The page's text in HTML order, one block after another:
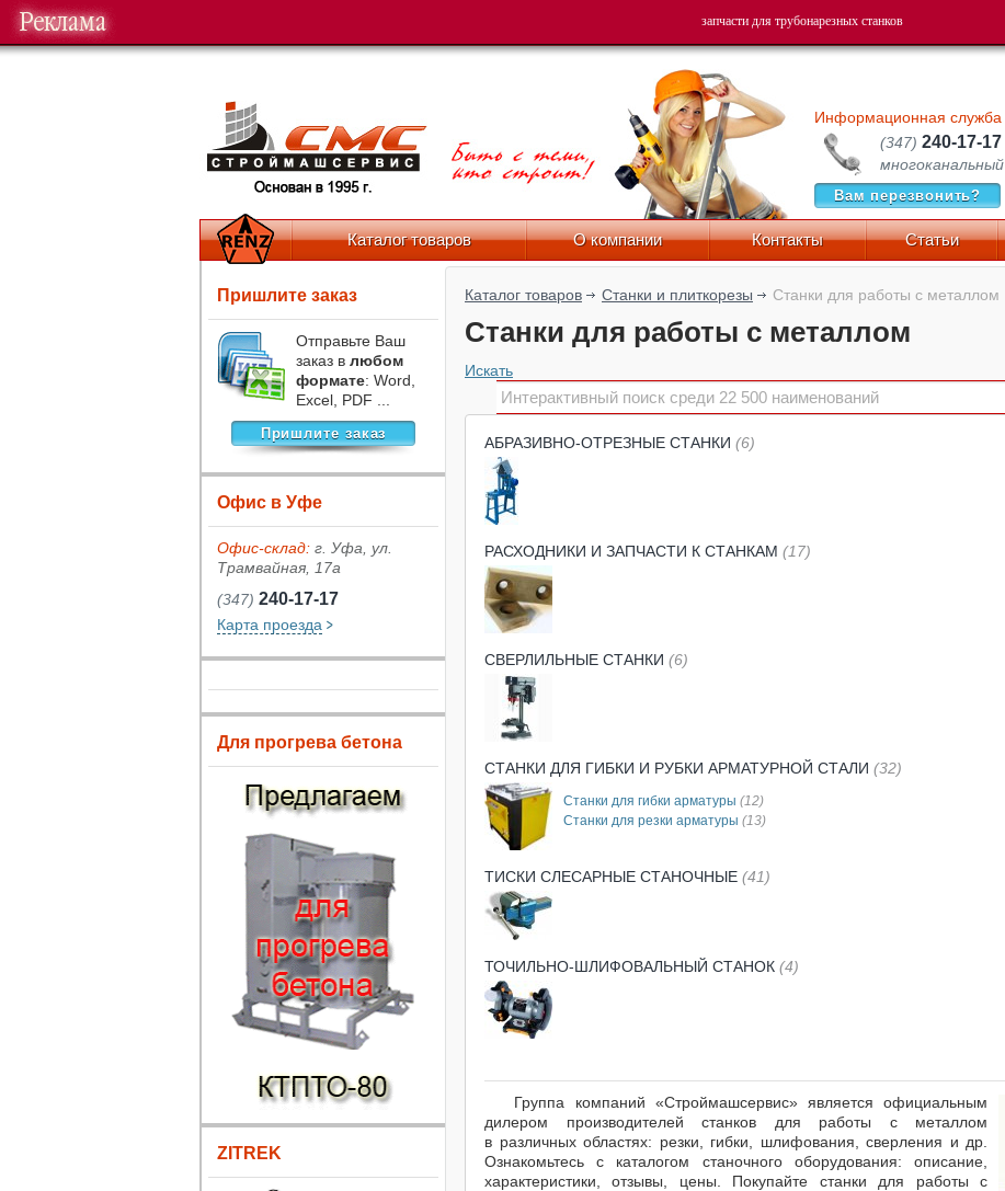
запчасти для трубонарезных станков
Информационная служба
(347) 240-17-17
многоканальный
Вам перезвонить?
Каталог товаров О компании Контакты Статьи
Пришлите заказ
Отправьте Ваш
заказ в любом
формате: Word,
Excel, PDF ...
Пришлите заказ
Офис в Уфе
Офис-склад: г. Уфа, ул.
Трамвайная, 17а
(347) 240-17-17
Карта проезда
Для прогрева бетона
ZITREK
Каталог товаров Станки и плиткорезы Станки для работы с металлом
Станки для работы с металлом
Искать
АБРАЗИВНО-ОТРЕЗНЫЕ СТАНКИ (6)
РАСХОДНИКИ И ЗАПЧАСТИ К СТАНКАМ (17)
СВЕРЛИЛЬНЫЕ СТАНКИ (6)
СТАНКИ ДЛЯ ГИБКИ И РУБКИ АРМАТУРНОЙ СТАЛИ (32)
Станки для гибки арматуры (12)
Станки для резки арматуры (13)
ТИСКИ СЛЕСАРНЫЕ СТАНОЧНЫЕ (41)
ТОЧИЛЬНО-ШЛИФОВАЛЬНЫЙ СТАНОК (4)
Группа компаний «Строймашсервис» является официальным
дилером производителей станков для работы с металлом
в различных областях: резки, гибки, шлифования, сверления и др.
Ознакомьтесь с каталогом станочного оборудования: описание,
характеристики, отзывы, цены. Покупайте станки для работы с